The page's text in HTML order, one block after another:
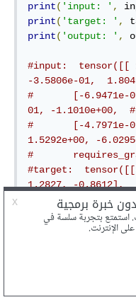
print( 'input: ' ,
print( 'target: ' ,
print( 'output: ' ,
#input:  tensor([[
-3.5806e-01,
#       [-6.9471e-
01, -1.1010e+00,
#       [-4.7971e-
1.5292e+00, -
#
#target:
1.2827, -0.8612],
#        [ 0.6747,
0.8069],
#        [ 1.0354,
#output: